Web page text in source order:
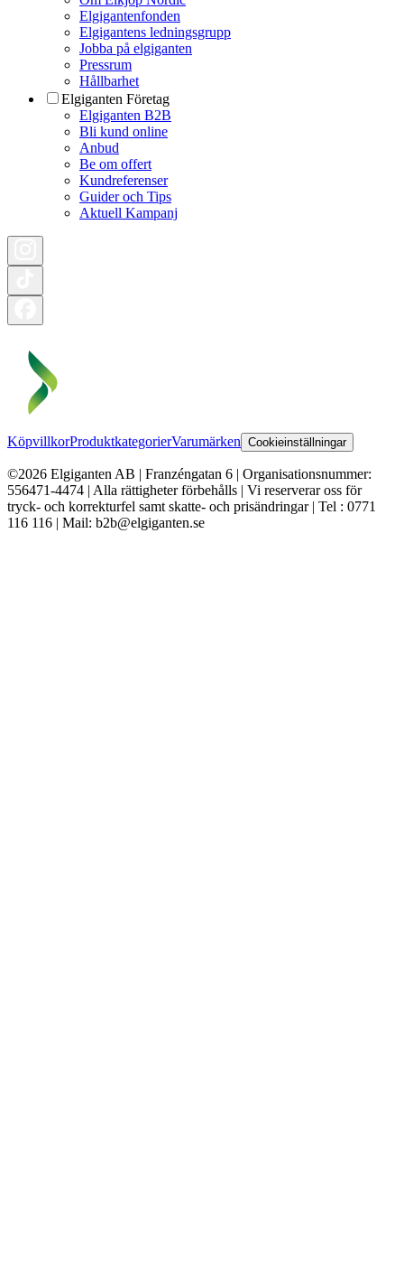
Elgigantenfonden
Elgigantens ledningsgrupp
Jobba på elgiganten
Pressrum
Hållbarhet
Elgiganten Företag
Elgiganten B2B
Bli kund online
Anbud
Be om offert
Kundreferenser
Guider och Tips
Aktuell Kampanj
KöpvillkorProduktkategorierVarumärken Cookieinställningar
©2026 Elgiganten AB | Franzéngatan 6 | Organisationsnummer:
556471-4474 | Alla rättigheter förbehålls | Vi reserverar oss för
tryck- och korrekturfel samt skatte- och prisändringar | Tel : 0771
116 116 | Mail: b2b@elgiganten.se